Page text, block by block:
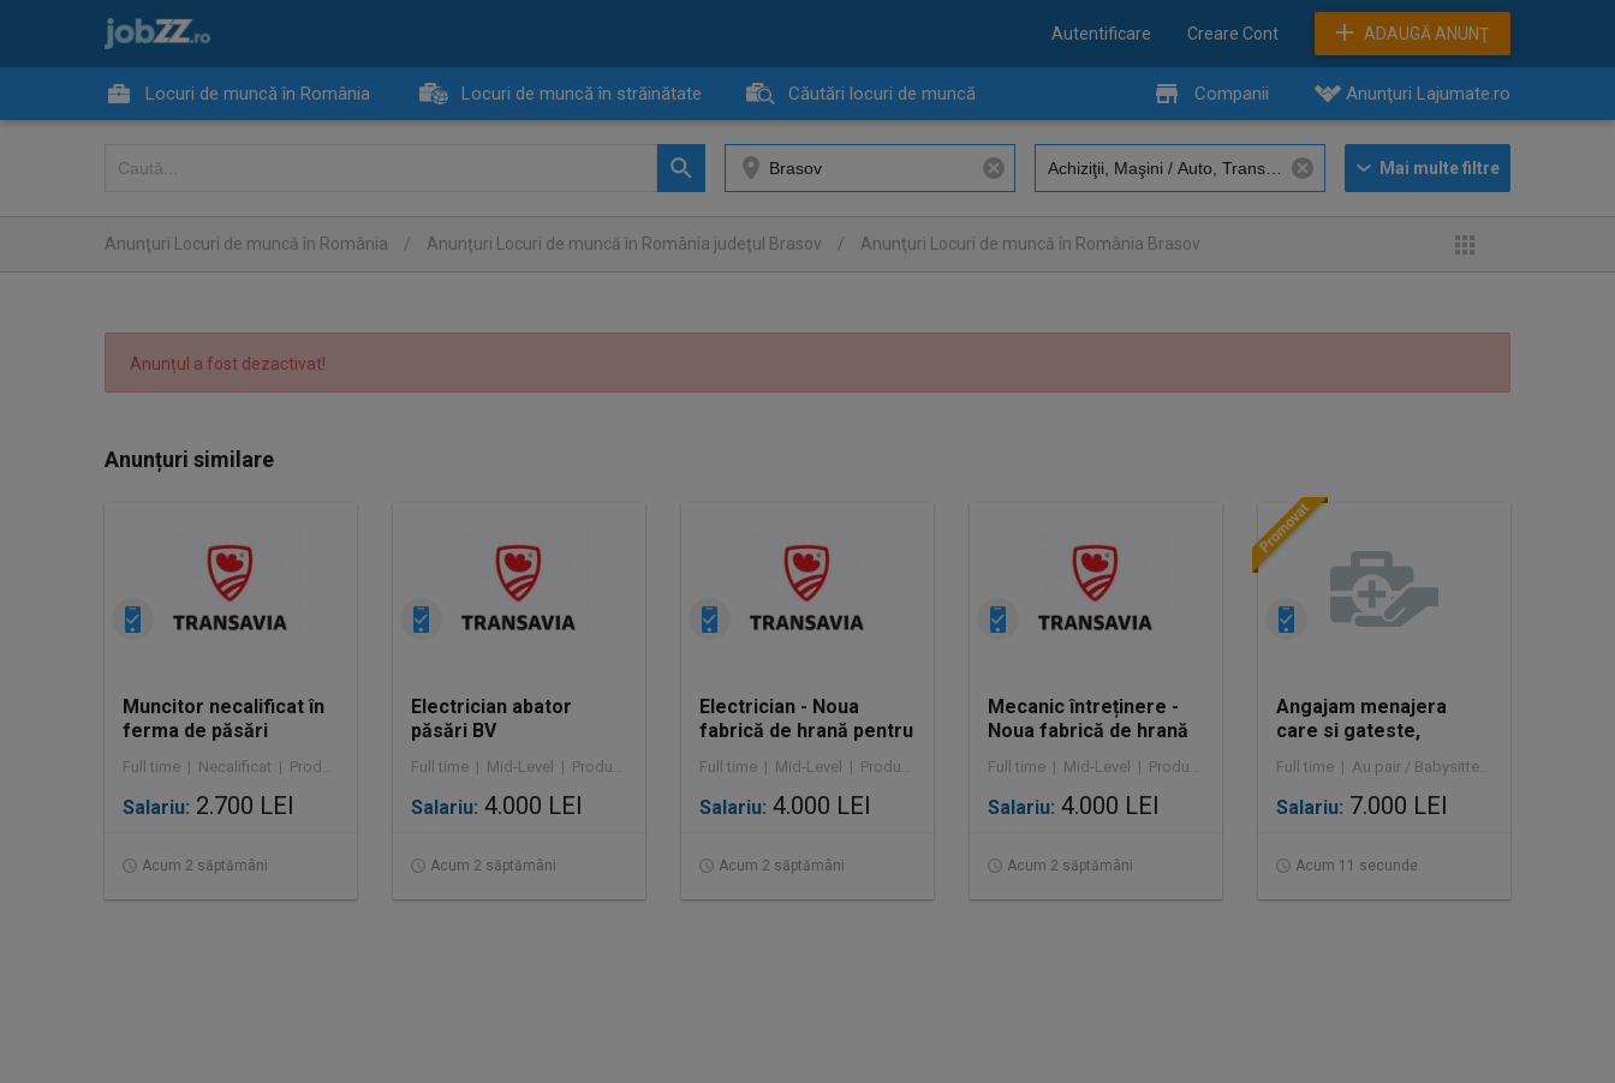
Autentificare Creare Cont ADAUGĂ ANUNŢ
Locuri de muncă în România Locuri de muncă în străinătate Căutări locuri de muncă Companii Anunţuri Lajumate.ro
Anunţuri Locuri de muncă în România / Anunţuri Locuri de muncă în România judeţul Brasov / Anunţuri Locuri de muncă în România Brasov
Anunțul a fost dezactivat!
Anunțuri similare
Muncitor necalificat în
ferma de păsări
Full time | Necalificat | Producție
Salariu: 2.700 LEI
Acum 2 săptămâni
Electrician abator
păsări BV
Full time | Mid-Level | Producție
Salariu: 4.000 LEI
Acum 2 săptămâni
Electrician - Noua
fabrică de hrană pentru
câini și pisici
Full time | Mid-Level | Producție
Salariu: 4.000 LEI
Acum 2 săptămâni
Mecanic întreținere -
Noua fabrică de hrană
pentru câini și pisici
Full time | Mid-Level | Producție
Salariu: 4.000 LEI
Acum 2 săptămâni
Angajam menajera
care si gateste,
program de la 8-18 sau
interna
Full time | Au pair / Babysitter / Curăţenie
Salariu: 7.000 LEI
Acum 11 secunde